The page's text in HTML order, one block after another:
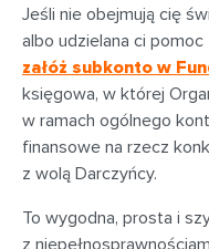
Jeśli nie obejmują cię
albo udzielana ci
załóż subkonto w
księgowa, w której
w ramach ogólnego
finansowe na rzecz
z wolą Darczyńcy.
To wygodna, prosta i
z